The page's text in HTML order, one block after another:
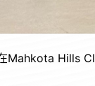
Mahkota Hills